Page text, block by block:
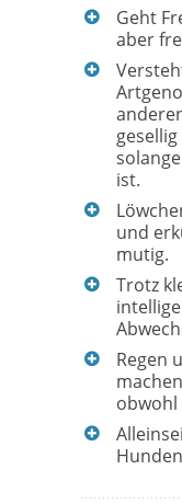
Geht
aber
ist.
und
mutig.
Trotz
Regen
obwohl